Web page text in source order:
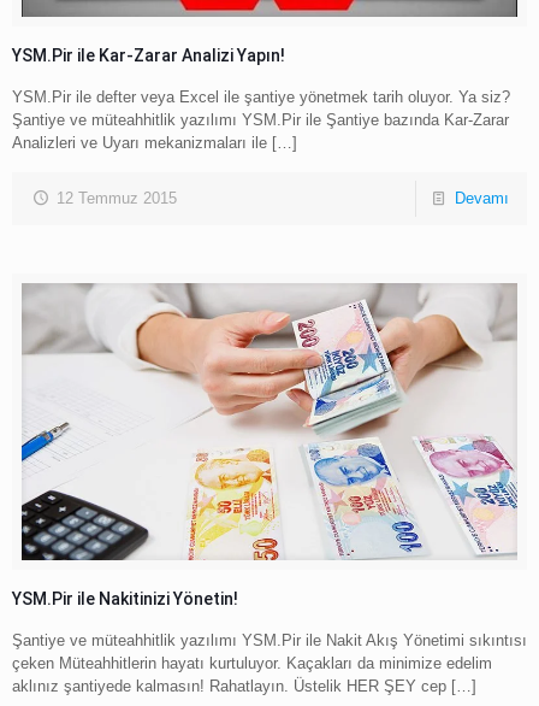
YSM.Pir ile Kar-Zarar Analizi Yapın!
YSM.Pir ile defter veya Excel ile şantiye yönetmek tarih oluyor. Ya siz?
Şantiye ve müteahhitlik yazılımı YSM.Pir ile Şantiye bazında Kar-Zarar
Analizleri ve Uyarı mekanizmaları ile […]
12 Temmuz 2015 Devamı
YSM.Pir ile Nakitinizi Yönetin!
Şantiye ve müteahhitlik yazılımı YSM.Pir ile Nakit Akış Yönetimi sıkıntısı
çeken Müteahhitlerin hayatı kurtuluyor. Kaçakları da minimize edelim
aklınız şantiyede kalmasın! Rahatlayın. Üstelik HER ŞEY cep […]